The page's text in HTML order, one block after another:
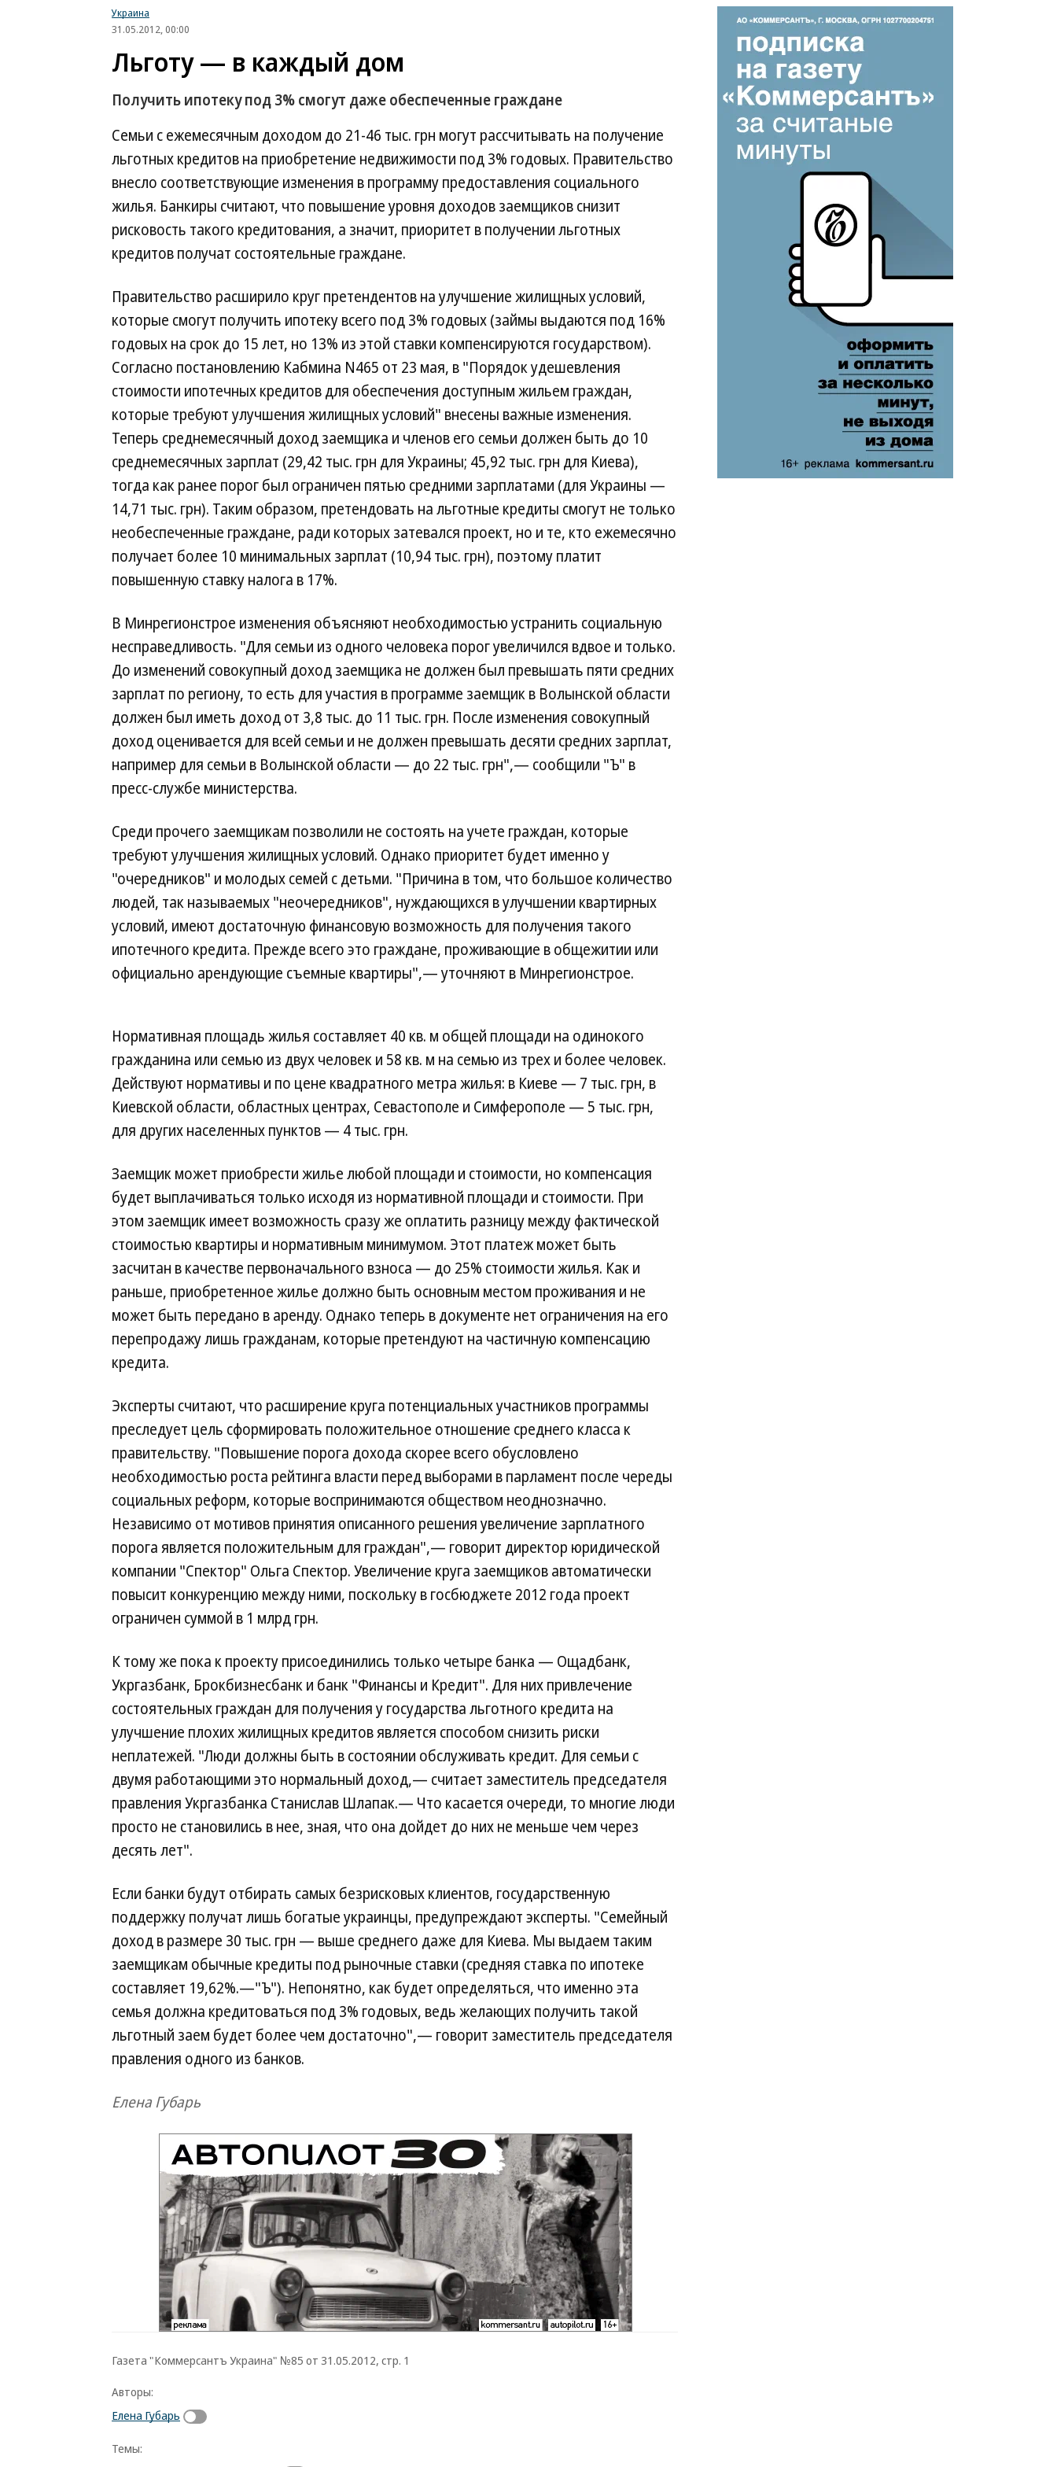
Украина
31.05.2012, 00:00
Льготу — в каждый дом
Получить ипотеку под 3% смогут даже обеспеченные граждане
Семьи с ежемесячным доходом до 21-46 тыс. грн могут рассчитывать на получение
льготных кредитов на приобретение недвижимости под 3% годовых. Правительство
внесло соответствующие изменения в программу предоставления социального
жилья. Банкиры считают, что повышение уровня доходов заемщиков снизит
рисковость такого кредитования, а значит, приоритет в получении льготных
кредитов получат состоятельные граждане.
Правительство расширило круг претендентов на улучшение жилищных условий,
которые смогут получить ипотеку всего под 3% годовых (займы выдаются под 16%
годовых на срок до 15 лет, но 13% из этой ставки компенсируются государством).
Согласно постановлению Кабмина N465 от 23 мая, в "Порядок удешевления
стоимости ипотечных кредитов для обеспечения доступным жильем граждан,
которые требуют улучшения жилищных условий" внесены важные изменения.
Теперь среднемесячный доход заемщика и членов его семьи должен быть до 10
среднемесячных зарплат (29,42 тыс. грн для Украины; 45,92 тыс. грн для Киева),
тогда как ранее порог был ограничен пятью средними зарплатами (для Украины —
14,71 тыс. грн). Таким образом, претендовать на льготные кредиты смогут не только
необеспеченные граждане, ради которых затевался проект, но и те, кто ежемесячно
получает более 10 минимальных зарплат (10,94 тыс. грн), поэтому платит
повышенную ставку налога в 17%.
В Минрегионстрое изменения объясняют необходимостью устранить социальную
несправедливость. "Для семьи из одного человека порог увеличился вдвое и только.
До изменений совокупный доход заемщика не должен был превышать пяти средних
зарплат по региону, то есть для участия в программе заемщик в Волынской области
должен был иметь доход от 3,8 тыс. до 11 тыс. грн. После изменения совокупный
доход оценивается для всей семьи и не должен превышать десяти средних зарплат,
например для семьи в Волынской области — до 22 тыс. грн",— сообщили "Ъ" в
пресс-службе министерства.
Среди прочего заемщикам позволили не состоять на учете граждан, которые
требуют улучшения жилищных условий. Однако приоритет будет именно у
"очередников" и молодых семей с детьми. "Причина в том, что большое количество
людей, так называемых "неочередников", нуждающихся в улучшении квартирных
условий, имеют достаточную финансовую возможность для получения такого
ипотечного кредита. Прежде всего это граждане, проживающие в общежитии или
официально арендующие съемные квартиры",— уточняют в Минрегионстрое.
Нормативная площадь жилья составляет 40 кв. м общей площади на одинокого
гражданина или семью из двух человек и 58 кв. м на семью из трех и более человек.
Действуют нормативы и по цене квадратного метра жилья: в Киеве — 7 тыс. грн, в
Киевской области, областных центрах, Севастополе и Симферополе — 5 тыс. грн,
для других населенных пунктов — 4 тыс. грн.
Заемщик может приобрести жилье любой площади и стоимости, но компенсация
будет выплачиваться только исходя из нормативной площади и стоимости. При
этом заемщик имеет возможность сразу же оплатить разницу между фактической
стоимостью квартиры и нормативным минимумом. Этот платеж может быть
засчитан в качестве первоначального взноса — до 25% стоимости жилья. Как и
раньше, приобретенное жилье должно быть основным местом проживания и не
может быть передано в аренду. Однако теперь в документе нет ограничения на его
перепродажу лишь гражданам, которые претендуют на частичную компенсацию
кредита.
Эксперты считают, что расширение круга потенциальных участников программы
преследует цель сформировать положительное отношение среднего класса к
правительству. "Повышение порога дохода скорее всего обусловлено
необходимостью роста рейтинга власти перед выборами в парламент после череды
социальных реформ, которые воспринимаются обществом неоднозначно.
Независимо от мотивов принятия описанного решения увеличение зарплатного
порога является положительным для граждан",— говорит директор юридической
компании "Спектор" Ольга Спектор. Увеличение круга заемщиков автоматически
повысит конкуренцию между ними, поскольку в госбюджете 2012 года проект
ограничен суммой в 1 млрд грн.
К тому же пока к проекту присоединились только четыре банка — Ощадбанк,
Укргазбанк, Брокбизнесбанк и банк "Финансы и Кредит". Для них привлечение
состоятельных граждан для получения у государства льготного кредита на
улучшение плохих жилищных кредитов является способом снизить риски
неплатежей. "Люди должны быть в состоянии обслуживать кредит. Для семьи с
двумя работающими это нормальный доход,— считает заместитель председателя
правления Укргазбанка Станислав Шлапак.— Что касается очереди, то многие люди
просто не становились в нее, зная, что она дойдет до них не меньше чем через
десять лет".
Если банки будут отбирать самых безрисковых клиентов, государственную
поддержку получат лишь богатые украинцы, предупреждают эксперты. "Семейный
доход в размере 30 тыс. грн — выше среднего даже для Киева. Мы выдаем таким
заемщикам обычные кредиты под рыночные ставки (средняя ставка по ипотеке
составляет 19,62%.—"Ъ"). Непонятно, как будет определяться, что именно эта
семья должна кредитоваться под 3% годовых, ведь желающих получить такой
льготный заем будет более чем достаточно",— говорит заместитель председателя
правления одного из банков.
Елена Губарь
Газета "Коммерсантъ Украина" №85 от 31.05.2012, стр. 1
Авторы:
Елена Губарь
Темы: